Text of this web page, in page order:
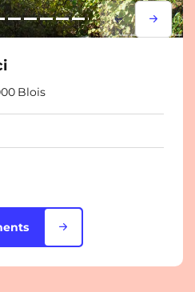
Lorem ipsum
Lorem
Blois